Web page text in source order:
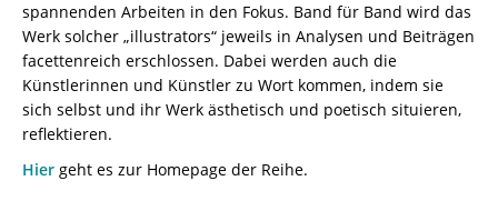
spannenden Arbeiten in den Fokus. Band für Band wird das
Werk solcher „illustrators“ jeweils in Analysen und Beiträgen
facettenreich erschlossen. Dabei werden auch die
Künstlerinnen und Künstler zu Wort kommen, indem sie
sich selbst und ihr Werk ästhetisch und poetisch situieren,
reflektieren.
Hier geht es zur Homepage der Reihe.